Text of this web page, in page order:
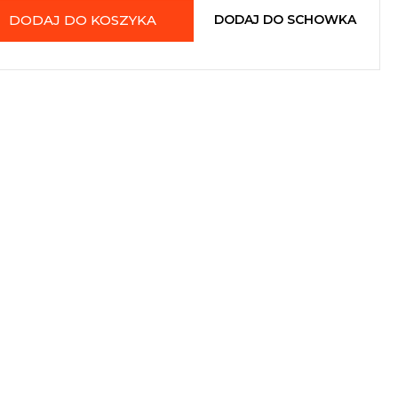
DODAJ DO KOSZYKA DODAJ DO SCHOWKA